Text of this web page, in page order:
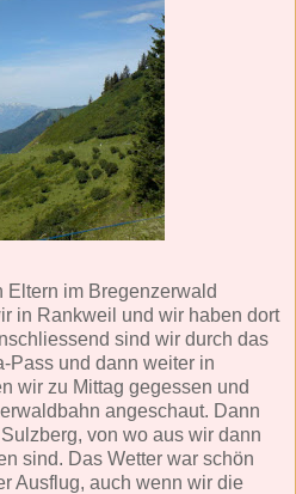
Eltern im Bregenzerwald
in Rankweil und wir haben dort
sind wir durch das
Pass und dann weiter in
wir zu Mittag gegessen und
angeschaut. Dann
von wo aus wir dann
sind. Das Wetter war schön
Ausflug, auch wenn wir die